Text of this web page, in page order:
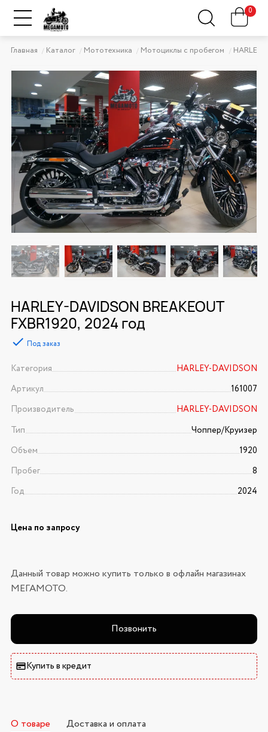
0
Главная Каталог Мототехника Мотоциклы с пробегом
HARLEY-DAVIDSON BREAKEOUT
FXBR1920, 2024 год
Под заказ
Категория
HARLEY-DAVIDSON
Артикул
161007
Производитель
HARLEY-DAVIDSON
Тип
Чоппер/Круизер
Объем
1920
Пробег
8
Год
2024
Цена по запросу
Данный товар можно купить только в офлайн магазинах
МЕГАМОТО.
Позвонить
Купить в кредит
О товаре Доставка и оплата